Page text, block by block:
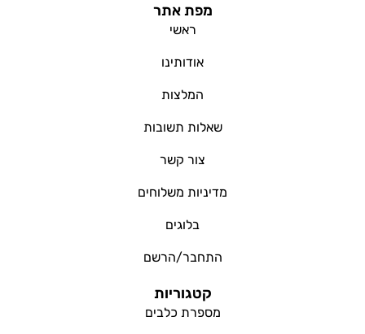
קטגוריות
מספרת כלבים
מפת אתר
ראשי
אודותינו
המלצות
שאלות תשובות
צור קשר
מדיניות משלוחים
בלוגים
התחבר/הרשם